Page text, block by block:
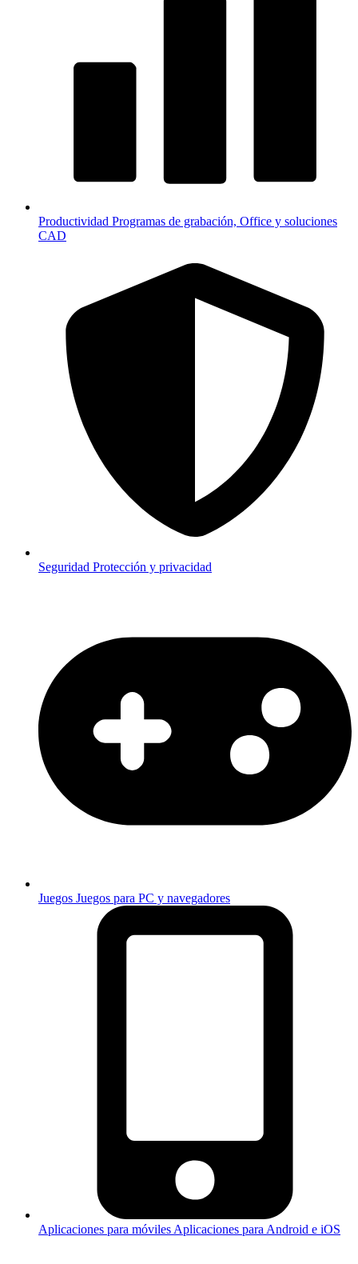
Productividad Programas de grabación, Office y soluciones
CAD
Seguridad Protección y privacidad
Juegos Juegos para PC y navegadores
Aplicaciones para móviles Aplicaciones para Android e iOS